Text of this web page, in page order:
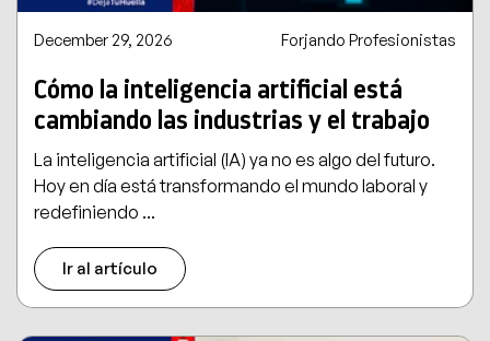
December 29, 2026 Forjando Profesionistas
Cómo la inteligencia artificial está
cambiando las industrias y el trabajo
La inteligencia artificial (IA) ya no es algo del futuro.
Hoy en día está transformando el mundo laboral y
redefiniendo ...
Ir al artículo